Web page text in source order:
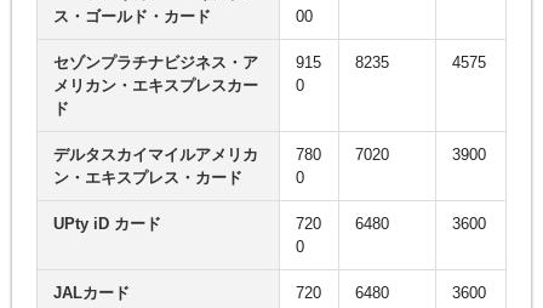
ス・ゴールド・カード
00
セゾンプラチナビジネス・ア
メリカン・エキスプレスカー
ド
915
0
8235 4575
デルタスカイマイルアメリカ
ン・エキスプレス・カード
780
0
7020 3900
UPty iD カード
720
0
6480 3600
JALカード
720
6480 3600